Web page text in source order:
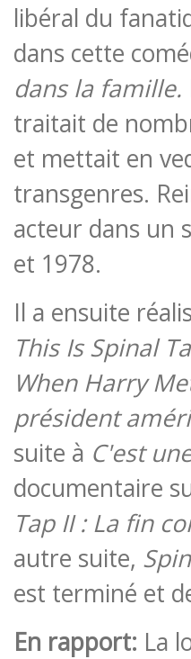
libéral du
dans cette
dans la famille.
traitait de
et mettait en
transgenres.
acteur dans un
et 1978.
Il a ensuite
This Is Spinal
When Harry
président
suite à C'est
documentaire
Tap II : La fin
autre suite,
est terminé et
En rapport: La